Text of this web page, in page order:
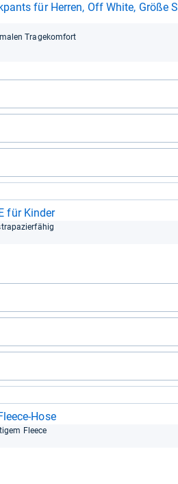
für Her­ren, Off White, Größe S
Tra­ge­kom­fort
für Kin­der
​Hose
Fleece